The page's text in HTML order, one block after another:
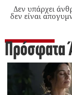
Δεν υπάρχει
δεν είναι
Πρόσφατα